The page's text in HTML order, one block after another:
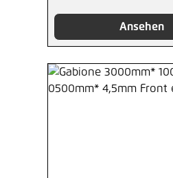
Ansehen